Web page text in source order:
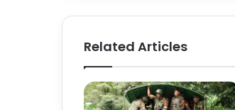
Related Articles